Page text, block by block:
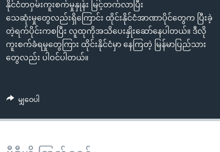
သို့
ကျော်
ကြည့်
ရန်
ရှာဖွေ
သို့
ဗွီအိုအေ လူမှုကွန်ယက်များ
ဘာသာစကားများ
နိုင်ငံတဝှမ်းကူးစက်မှုနှုန်း မြင့်တက်လာပြီး
သေဆုံးမှုတွေလည်းရှိကြောင်း ထိုင်းနိုင်ငံအာဏာပိုင်တွေက ပြီးခဲ့
တဲ့ရက်ပိုင်းကစပြီး လူထုကိုအသိပေးနှိုးဆော်နေပါတယ်။ ဒီလို
ကူးစက်ခံရမှုတွေကြား ထိုင်းနိုင်ငံမှာ နေကြတဲ့ မြန်မာပြည်သား
တွေလည်း ပါဝင်ပါတယ်။
မျှဝေပါ